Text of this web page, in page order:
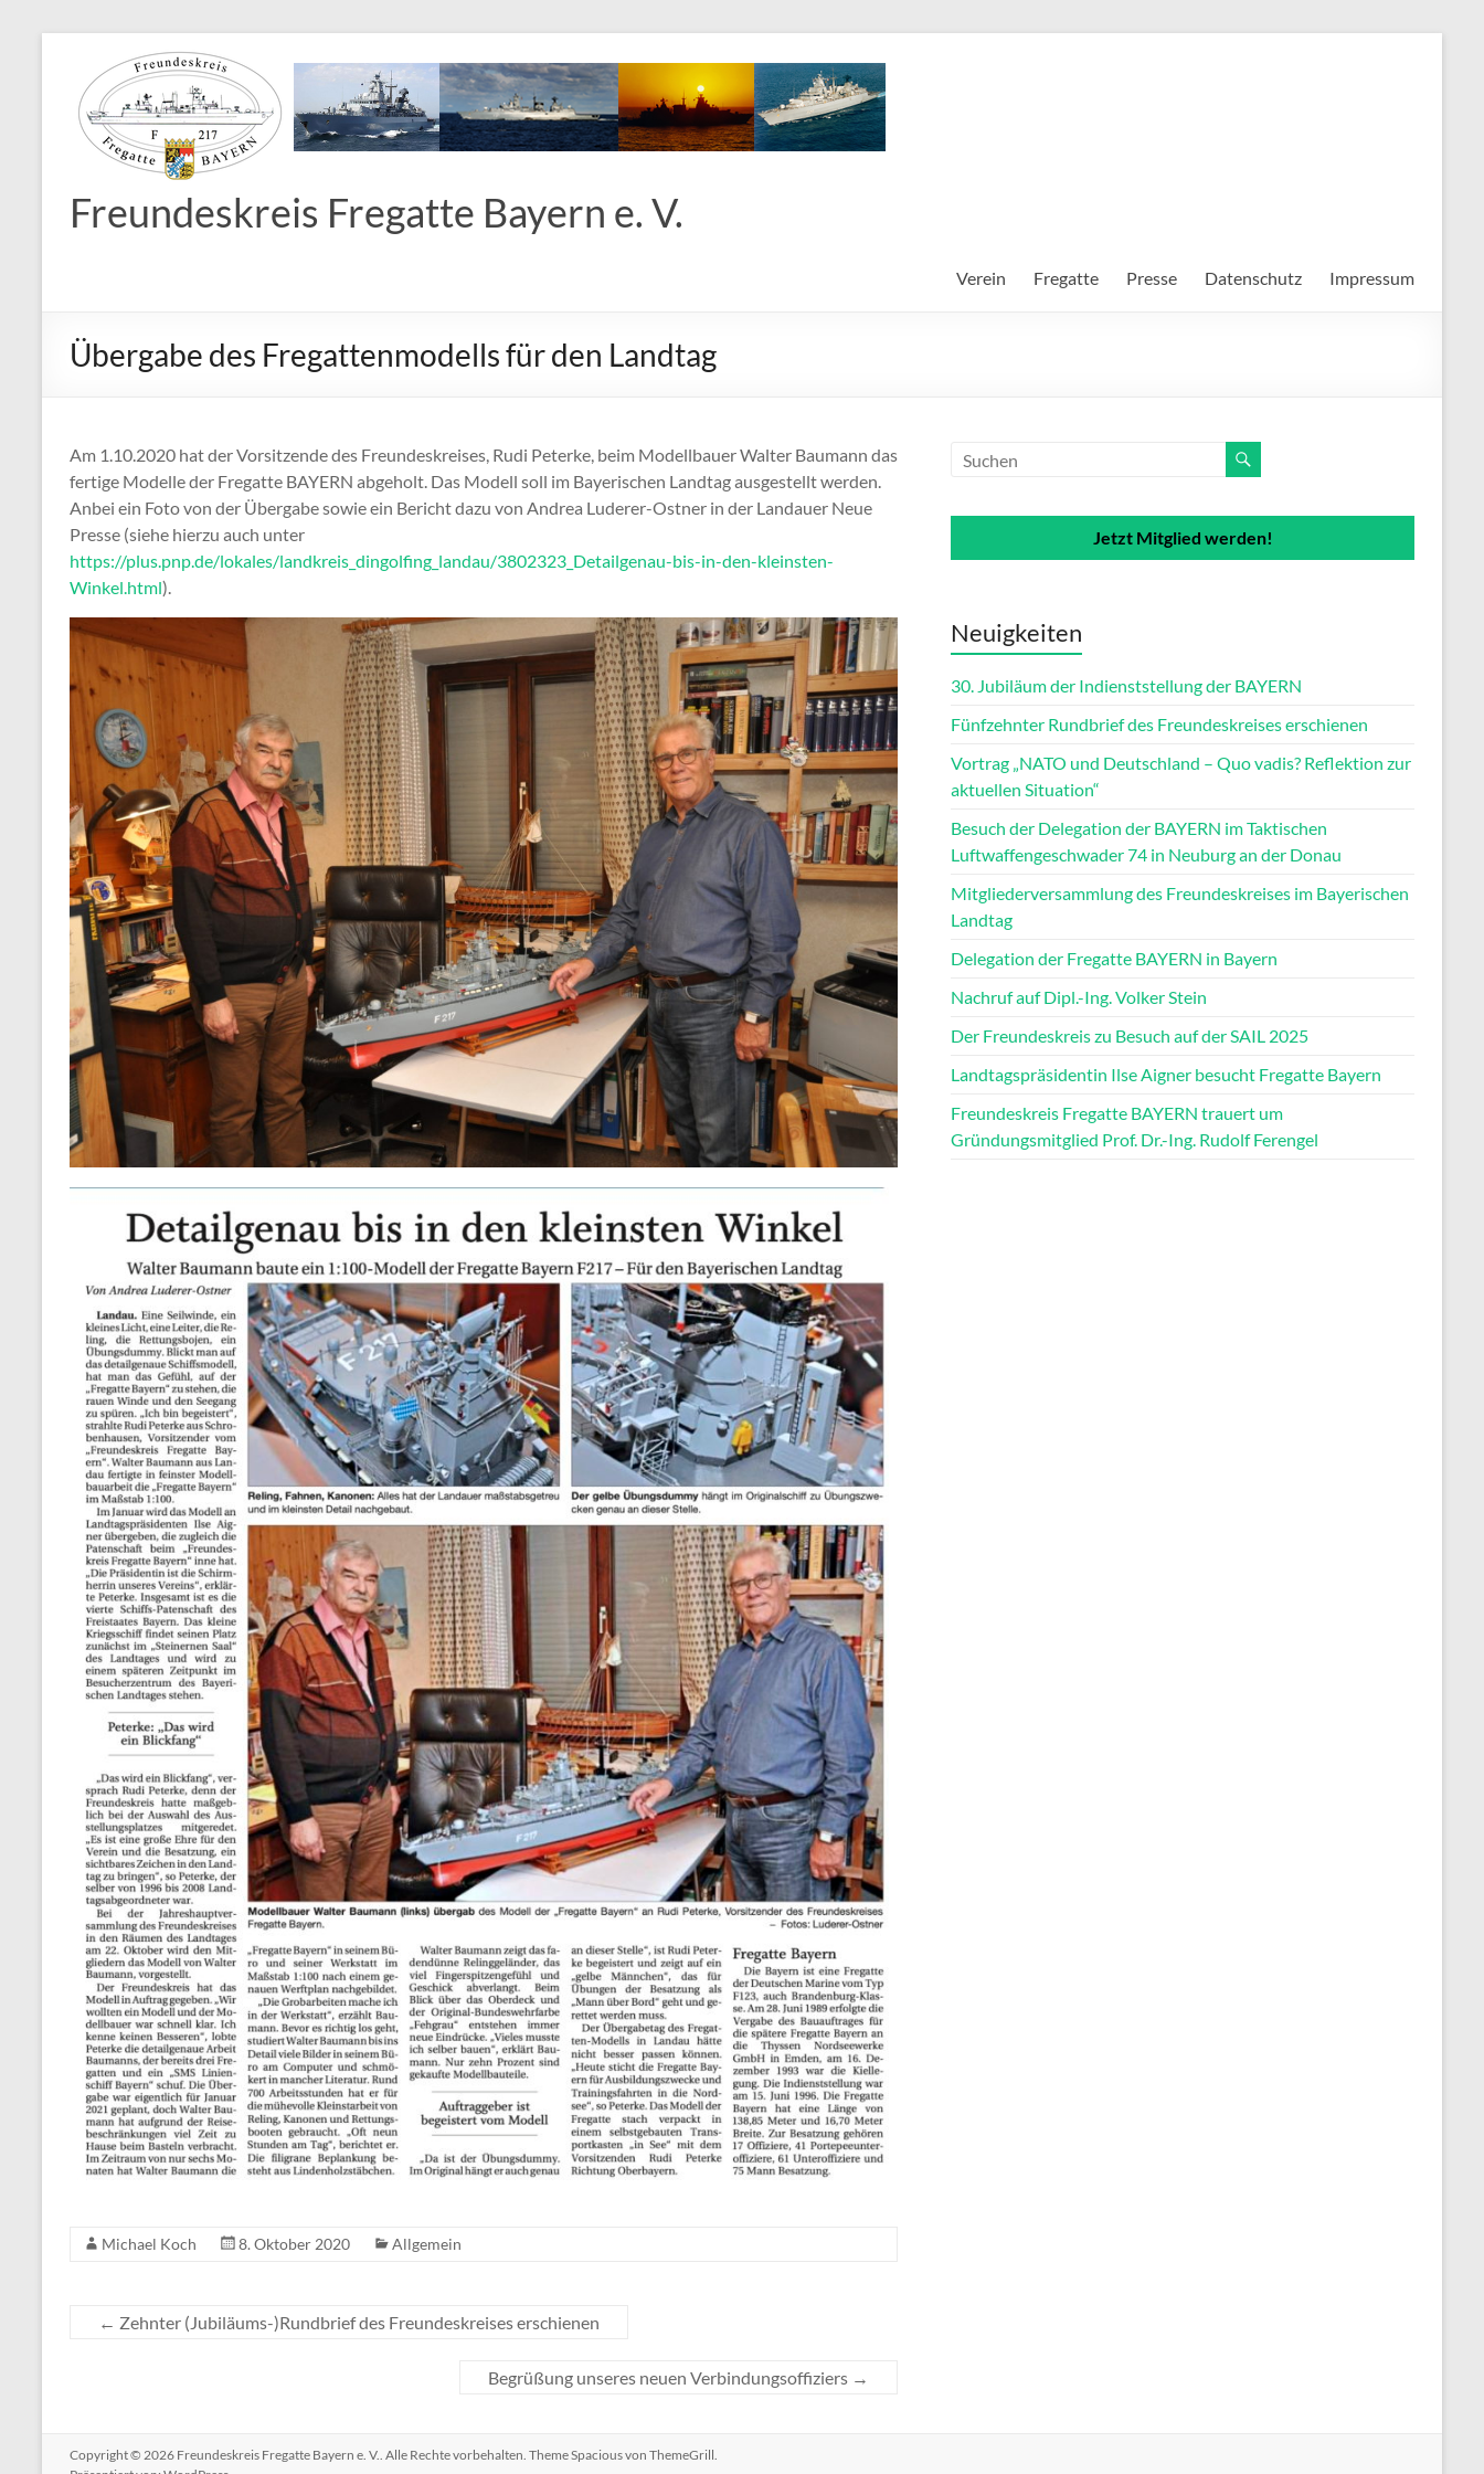
Freundeskreis Fregatte Bayern e. V.
Verein Fregatte Presse Datenschutz Impressum
Übergabe des Fregattenmodells für den Landtag
Am 1.10.2020 hat der Vorsitzende des Freundeskreises, Rudi Peterke, beim Modellbauer Walter Baumann das
fertige Modelle der Fregatte BAYERN abgeholt. Das Modell soll im Bayerischen Landtag ausgestellt werden.
Anbei ein Foto von der Übergabe sowie ein Bericht dazu von Andrea Luderer-Ostner in der Landauer Neue
Presse (siehe hierzu auch unter
https://plus.pnp.de/lokales/landkreis_dingolfing_landau/3802323_Detailgenau-bis-in-den-kleinsten-
Winkel.html).
Michael Koch 8. Oktober 2020 Allgemein
← Zehnter (Jubiläums-)Rundbrief des Freundeskreises erschienen
Begrüßung unseres neuen Verbindungsoffiziers →
Jetzt Mitglied werden!
Neuigkeiten
30. Jubiläum der Indienststellung der BAYERN
Fünfzehnter Rundbrief des Freundeskreises erschienen
Vortrag „NATO und Deutschland – Quo vadis? Reflektion zur
aktuellen Situation“
Besuch der Delegation der BAYERN im Taktischen
Luftwaffengeschwader 74 in Neuburg an der Donau
Mitgliederversammlung des Freundeskreises im Bayerischen
Landtag
Delegation der Fregatte BAYERN in Bayern
Nachruf auf Dipl.-Ing. Volker Stein
Der Freundeskreis zu Besuch auf der SAIL 2025
Landtagspräsidentin Ilse Aigner besucht Fregatte Bayern
Freundeskreis Fregatte BAYERN trauert um
Gründungsmitglied Prof. Dr.-Ing. Rudolf Ferengel
Copyright © 2026 Freundeskreis Fregatte Bayern e. V.. Alle Rechte vorbehalten. ThemeSpaciousvon ThemeGrill.